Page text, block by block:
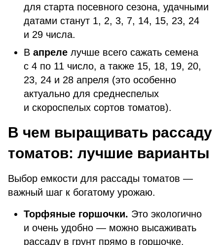
для старта посевного сезона, удачными
датами станут 1, 2, 3, 7, 14, 15, 23, 24
и 29 числа.
В апреле лучше всего сажать семена
с 4 по 11 число, а также 15, 18, 19, 20,
23, 24 и 28 апреля (это особенно
актуально для среднеспелых
и скороспелых сортов томатов).
В чем выращивать рассаду
томатов: лучшие варианты
Выбор емкости для рассады томатов —
важный шаг к богатому урожаю.
Торфяные горшочки. Это экологично
и очень удобно — можно высаживать
рассаду в грунт прямо в горшочке.